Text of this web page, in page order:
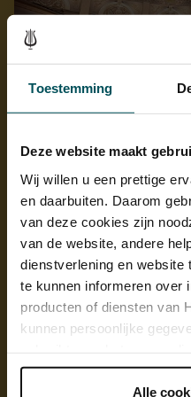
Toestemming
Deze website maakt
Wij willen u een prettige
en daarbuiten. Daarom
van deze cookies zijn
van de website, andere
dienstverlening en website
te kunnen informeren over
producten of diensten van
kunnen persoonlijke
onder 'aanpassen' zelf
Alle
Als we kijken naar de
de Kleine Zaal, wat is
‘Met het zaallicht zoals het nu
mensen als kil en zelfs wat
groot aantal subtiele accenten
voorstudie ziet. Om iets te
noodzakelijk natuurlijk – geeft
door nieuw, zacht frontlicht
ronding van de zaal zullen we